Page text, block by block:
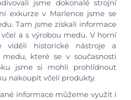
jsme dokonalé strojní
exkurze v Marlence jsme se
Tam jsme získali informace
a s výrobou medu. V horní
viděli historické nástroje a
které se v současnosti
jsme si mohli prohlídnout
nakoupit včelí produkty.
informace můžeme využít i